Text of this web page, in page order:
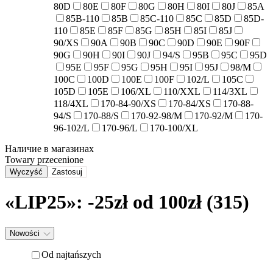
80D
80E 80F 80G 80H 80I 80J
85A
85B-110
85B 85C-110 85C 85D
85D-
110
85E 85F 85G 85H 85I
85J
90/XS
90A 90B 90C 90D 90E
90F
90G
90H 90I 90J 94/S 95B 95C
95D
95E
95F 95G 95H 95I 95J
98/M
100C
100D 100E 100F 102/L
105C
105D
105E 106/XL 110/XXL
114/3XL
118/4XL
170-84-90/XS 170-84/XS
170-88-
94/S
170-88/S 170-92-98/M 170-92/M
170-
96-102/L
170-96/L
170-100/XL
Наличие в магазинах
Towary przecenione
Wyczyść Zastosuj
«LIP25»: -25zł od 100zł (315)
Nowości
Od najtańszych